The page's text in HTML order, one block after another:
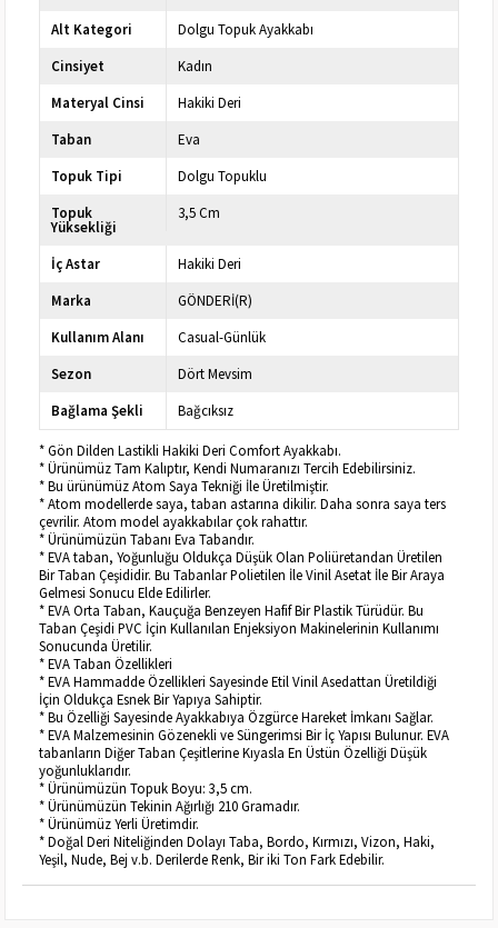
Alt Kategori
Dolgu Topuk Ayakkabı
Cinsiyet
Kadın
Materyal Cinsi
Hakiki Deri
Taban
Eva
Topuk Tipi
Dolgu Topuklu
Topuk
Yüksekliği
3,5 Cm
İç Astar
Hakiki Deri
Marka
GÖNDERİ(R)
Kullanım Alanı
Casual-Günlük
Sezon
Dört Mevsim
Bağlama Şekli
Bağcıksız
* Gön Dilden Lastikli Hakiki Deri Comfort Ayakkabı.
* Ürünümüz Tam Kalıptır, Kendi Numaranızı Tercih Edebilirsiniz.
* Bu ürünümüz Atom Saya Tekniği İle Üretilmiştir.
* Atom modellerde saya, taban astarına dikilir. Daha sonra saya ters
çevrilir. Atom model ayakkabılar çok rahattır.
* Ürünümüzün Tabanı Eva Tabandır.
* EVA taban, Yoğunluğu Oldukça Düşük Olan Poliüretandan Üretilen
Bir Taban Çeşididir. Bu Tabanlar Polietilen İle Vinil Asetat İle Bir Araya
Gelmesi Sonucu Elde Edilirler.
* EVA Orta Taban, Kauçuğa Benzeyen Hafif Bir Plastik Türüdür. Bu
Taban Çeşidi PVC İçin Kullanılan Enjeksiyon Makinelerinin Kullanımı
Sonucunda Üretilir.
* EVA Taban Özellikleri
* EVA Hammadde Özellikleri Sayesinde Etil Vinil Asedattan Üretildiği
İçin Oldukça Esnek Bir Yapıya Sahiptir.
* Bu Özelliği Sayesinde Ayakkabıya Özgürce Hareket İmkanı Sağlar.
* EVA Malzemesinin Gözenekli ve Süngerimsi Bir İç Yapısı Bulunur. EVA
tabanların Diğer Taban Çeşitlerine Kıyasla En Üstün Özelliği Düşük
yoğunluklarıdır.
* Ürünümüzün Topuk Boyu: 3,5 cm.
* Ürünümüzün Tekinin Ağırlığı 210 Gramadır.
* Ürünümüz Yerli Üretimdir.
* Doğal Deri Niteliğinden Dolayı Taba, Bordo, Kırmızı, Vizon, Haki,
Yeşil, Nude, Bej v.b. Derilerde Renk, Bir iki Ton Fark Edebilir.